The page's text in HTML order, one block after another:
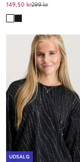
149,50 kr299 kr
UDSALG